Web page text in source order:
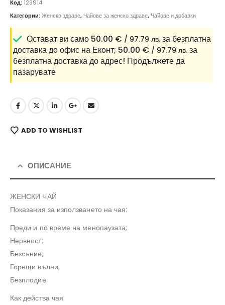
Код: 123914
Категории:Женско здраве, Чайове за женско здраве, Чайове и добавки
Остават ви само 50.00 € / 97.79 лв. за безплатна
доставка до офис на Еконт; 50.00 € / 97.79 лв. за
безплатна доставка до адрес! Продължете да
пазарувате
ADD TO WISHLIST
ОПИСАНИЕ
ЖЕНСКИ ЧАЙ
Показания за използването на чая:
Преди и по време на менопаузата;
Нервност;
Безсъние;
Горещи вълни;
Безплодие.
Как действа чая: